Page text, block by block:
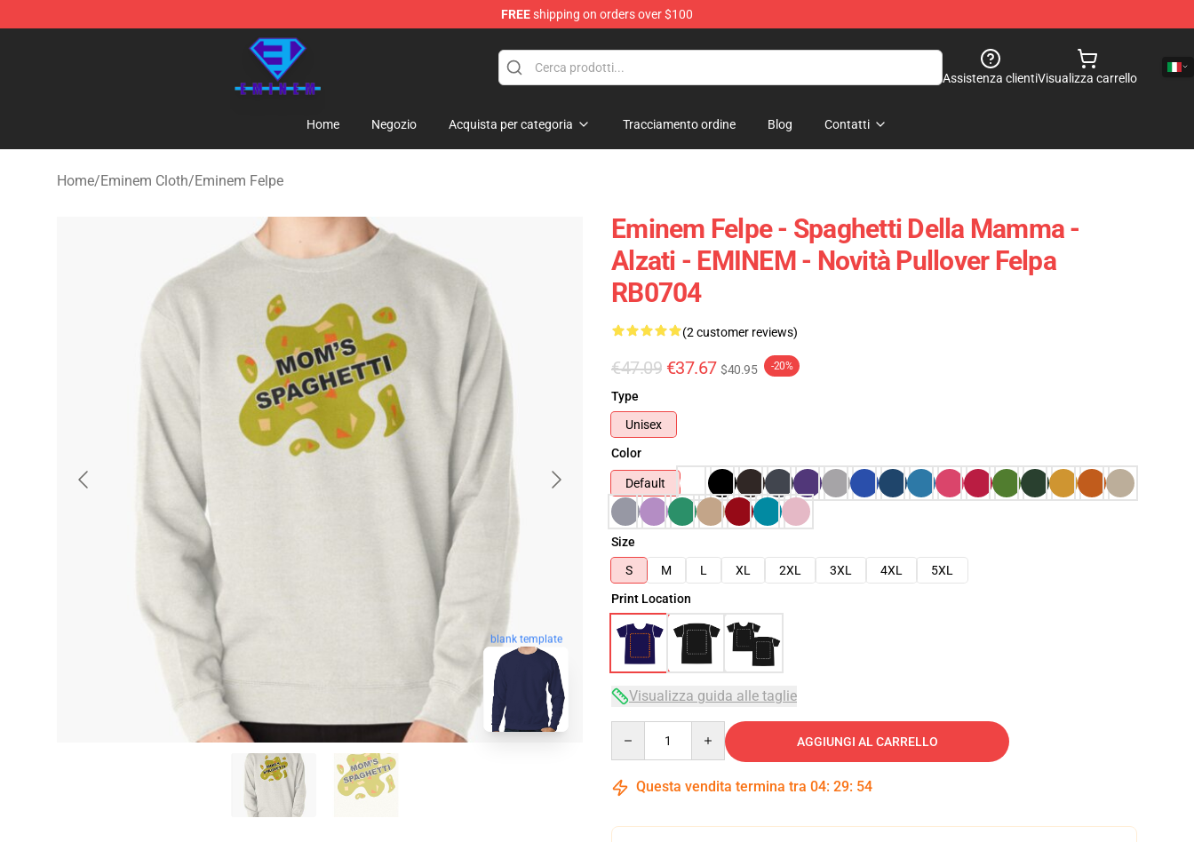
FREEshipping on orders over $100
Eminem Store - Official Eminem Merchandise Shop
Assistenza clientiVisualizza carrello
Home Negozio Acquista per categoria Tracciamento ordine Blog Contatti
Home/Eminem Cloth/Eminem Felpe
blank template
Eminem Felpe - Spaghetti Della Mamma -
Alzati - EMINEM - Novità Pullover Felpa
RB0704
(2 customer reviews)
€47.09 €37.67 $40.95 -20%
Type
Unisex
Color
Default
Size
S
M L XL 2XL 3XL 4XL
5XL
Print Location
Visualizza guida alle taglie
AGGIUNGI AL CARRELLO
Questa vendita termina tra 04: 29: 52